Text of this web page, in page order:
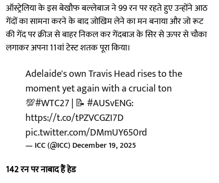
ऑस्ट्रेलिया के इस बेखौफ बल्लेबाज ने 99 रन पर रहते हुए उन्होंने आठ
गेंदों का सामना करने के बाद जोखिम लेने का मन बनाया और जो रूट
की गेंद पर क्रीज से बाहर निकल कर गेंदबाज के सिर से ऊपर से चौका
लगाकर अपना 11वां टेस्ट शतक पूरा किया।
Adelaide's own Travis Head rises to the
moment yet again with a crucial ton
💯#WTC27| 📝#AUSvENG:
https://t.co/tPZVCGZI7D
pic.twitter.com/DMmUY650rd
— ICC (@ICC)December 19, 2025
142 रन पर नाबाद हैं हेड